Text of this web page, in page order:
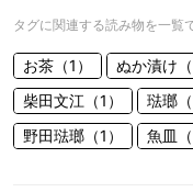
タグに関連する読み物を一覧
お茶（1） ぬか漬け（
柴田文江（1）
琺瑯（
野田琺瑯（1）
魚皿（